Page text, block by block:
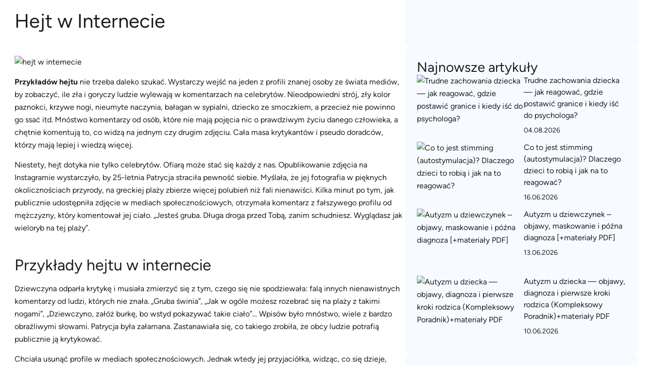
Hejt w Internecie
Przykładów hejtu nie trzeba daleko szukać. Wystarczy wejść na jeden z profili znanej osoby ze świata mediów,
by zobaczyć, ile zła i goryczy ludzie wylewają w komentarzach na celebrytów. Nieodpowiedni strój, zły kolor
paznokci, krzywe nogi, nieumyte naczynia, bałagan w sypialni, dziecko ze smoczkiem, a przecież nie powinno
go ssać itd. Mnóstwo komentarzy od osób, które nie mają pojęcia nic o prawdziwym życiu danego człowieka, a
chętnie komentują to, co widzą na jednym czy drugim zdjęciu. Cała masa krytykantów i pseudo doradców,
którzy mają lepiej i wiedzą więcej.
Niestety, hejt dotyka nie tylko celebrytów. Ofiarą może stać się każdy z nas. Opublikowanie zdjęcia na
Instagramie wystarczyło, by 25-letnia Patrycja straciła pewność siebie. Myślała, że jej fotografia w pięknych
okolicznościach przyrody, na greckiej plaży zbierze więcej polubień niż fali nienawiści. Kilka minut po tym, jak
publicznie udostępniła zdjęcie w mediach społecznościowych, otrzymała komentarz z fałszywego profilu od
mężczyzny, który komentował jej ciało. „Jesteś gruba. Długa droga przed Tobą, zanim schudniesz. Wyglądasz jak
wieloryb na tej plaży”.
Przykłady hejtu w internecie
Dziewczyna odparła krytykę i musiała zmierzyć się z tym, czego się nie spodziewała: falą innych nienawistnych
komentarzy od ludzi, których nie znała. „Gruba świnia”, „Jak w ogóle możesz rozebrać się na plaży z takimi
nogami”, „Dziewczyno, załóż burkę, bo wstyd pokazywać takie ciało”… Wpisów było mnóstwo, wiele z bardzo
obraźliwymi słowami. Patrycja była załamana. Zastanawiała się, co takiego zrobiła, że obcy ludzie potrafią
publicznie ją krytykować.
Chciała usunąć profile w mediach społecznościowych. Jednak wtedy jej przyjaciółka, widząc, co się dzieje,
Najnowsze artykuły
Trudne zachowania dziecka
— jak reagować, gdzie
postawić granice i kiedy iść
do psychologa?
04.08.2026
Co to jest stimming
(autostymulacja)? Dlaczego
dzieci to robią i jak na to
reagować?
16.06.2026
Autyzm u dziewczynek –
objawy, maskowanie i późna
diagnoza [+materiały PDF]
13.06.2026
Autyzm u dziecka — objawy,
diagnoza i pierwsze kroki
rodzica (Kompleksowy
Poradnik)+materiały PDF
10.06.2026